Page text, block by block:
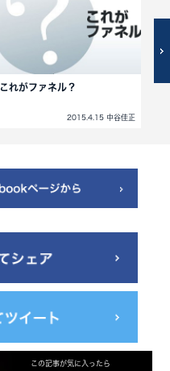
これがファネル？
2015.4.15 中谷佳正
この記事が気に入ったら